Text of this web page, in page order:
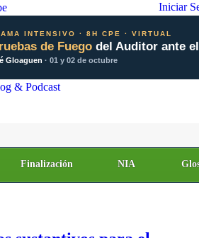
Iniciar
INTENSIVO · 8H CPE · VIRTUAL
de Fuegodel Auditor ante
Gloaguen · 01 y 02 de octubre
& Podcast
Finalización NIA